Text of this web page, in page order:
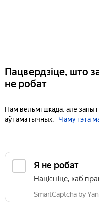
Пацвердзіце, што
не робат
Нам вельмі шкада, але
аўтаматычных.
Чаму гэта
Я не робат
Націсніце, каб
SmartCaptcha by